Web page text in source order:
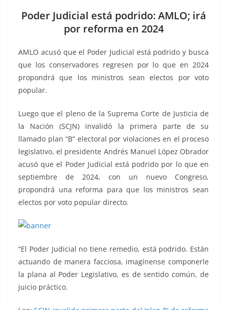
e
o
o
k
er l s
A
p
p
e
n
g
er
gr
a
m
p
ar
tir
Poder Judicial está podrido: AMLO; irá
por reforma en 2024
AMLO acusó que el Poder Judicial está podrido y busca
que los conservadores regresen por lo que en 2024
propondrá que los ministros sean electos por voto
popular.
Luego que el pleno de la Suprema Corte de Justicia de
la Nación (SCJN) invalidó la primera parte de su
llamado plan “B” electoral por violaciones en el proceso
legislativo, el presidente Andrés Manuel López Obrador
acusó que el Poder Judicial está podrido por lo que en
septiembre de 2024, con un nuevo Congreso,
propondrá una reforma para que los ministros sean
electos por voto popular directo.
“El Poder Judicial no tiene remedio, está podrido. Están
actuando de manera facciosa, imagínense componerle
la plana al Poder Legislativo, es de sentido común, de
juicio práctico.